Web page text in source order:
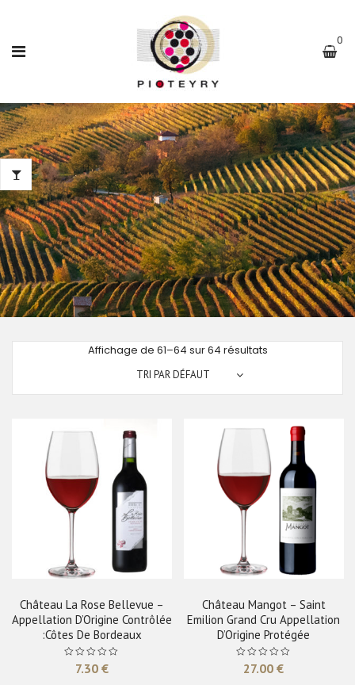
0
Affichage de 61–64 sur 64 résultats
TRI PAR DÉFAUT
Château La Rose Bellevue –
Appellation D’Origine Contrôlée
:Côtes De Bordeaux
7.30 €
Château Mangot – Saint
Emilion Grand Cru Appellation
D’Origine Protégée
27.00 €